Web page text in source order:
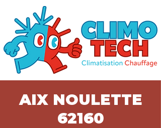
AIX NOULETTE
62160